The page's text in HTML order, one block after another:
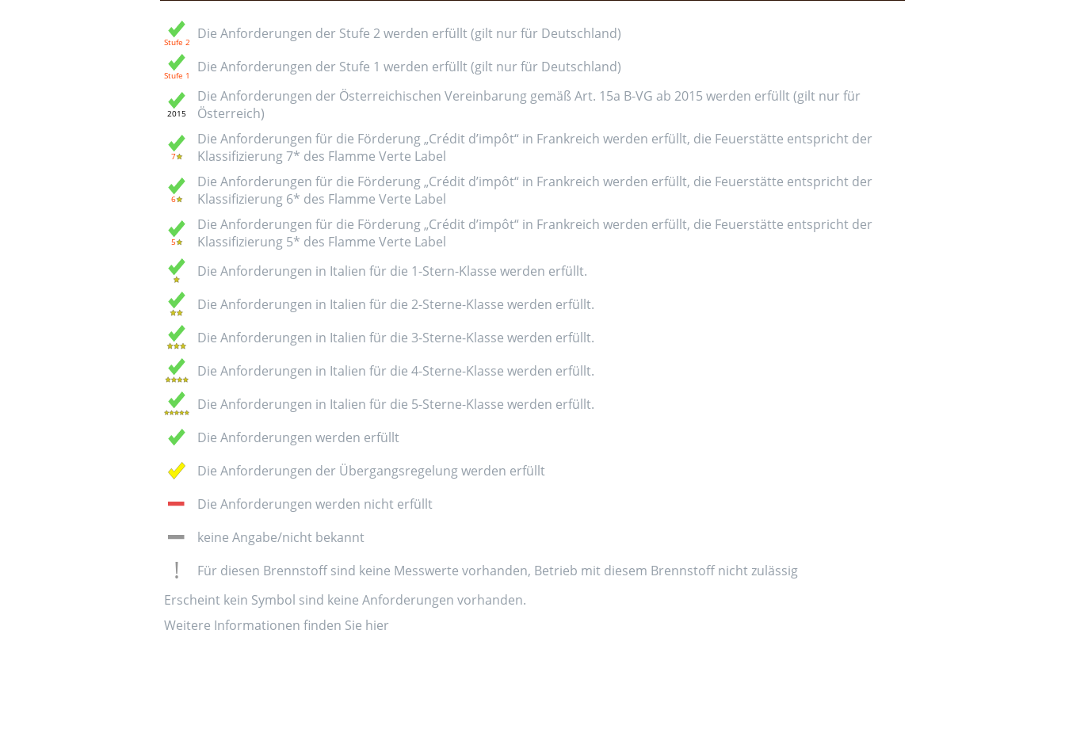
Die Anforderungen der Stufe 2 werden erfüllt (gilt nur für Deutschland)
Die Anforderungen der Stufe 1 werden erfüllt (gilt nur für Deutschland)
Die Anforderungen der Österreichischen Vereinbarung gemäß Art. 15a B-VG ab 2015 werden erfüllt (gilt nur für
Österreich)
Die Anforderungen für die Förderung „Crédit d’impôt“ in Frankreich werden erfüllt, die Feuerstätte entspricht der
Klassifizierung 7* des Flamme Verte Label
Die Anforderungen für die Förderung „Crédit d’impôt“ in Frankreich werden erfüllt, die Feuerstätte entspricht der
Klassifizierung 6* des Flamme Verte Label
Die Anforderungen für die Förderung „Crédit d’impôt“ in Frankreich werden erfüllt, die Feuerstätte entspricht der
Klassifizierung 5* des Flamme Verte Label
Die Anforderungen in Italien für die 1-Stern-Klasse werden erfüllt.
Die Anforderungen in Italien für die 2-Sterne-Klasse werden erfüllt.
Die Anforderungen in Italien für die 3-Sterne-Klasse werden erfüllt.
Die Anforderungen in Italien für die 4-Sterne-Klasse werden erfüllt.
Die Anforderungen in Italien für die 5-Sterne-Klasse werden erfüllt.
Die Anforderungen werden erfüllt
Die Anforderungen der Übergangsregelung werden erfüllt
Die Anforderungen werden nicht erfüllt
keine Angabe/nicht bekannt
Für diesen Brennstoff sind keine Messwerte vorhanden, Betrieb mit diesem Brennstoff nicht zulässig
Erscheint kein Symbol sind keine Anforderungen vorhanden.
Weitere Informationen finden Sie hier